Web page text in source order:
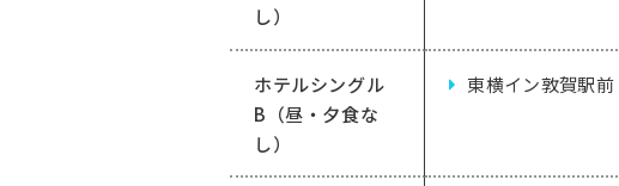
し）
ホテルシングル
B（昼・夕食な
し）
東横イン敦賀駅前